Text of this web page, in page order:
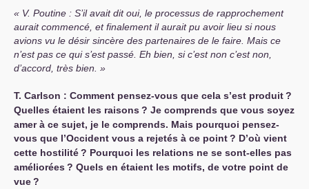
V. Poutine : S’il avait dit oui, le processus de rapprochement
aurait commencé, et finalement il aurait pu avoir lieu si nous
avions vu le désir sincère des partenaires de le faire. Mais ce
n’est pas ce qui s’est passé. Eh bien, si c’est non c’est non,
d’accord, très bien.
Т. Carlson : Comment pensez-vous que cela s’est produit?
Quelles étaient les raisons? Je comprends que vous soyez
amer à ce sujet, je le comprends. Mais pourquoi pensez-
vous que l’Occident vous a rejetés à ce point? D’où vient
cette hostilité? Pourquoi les relations ne se sont-elles pas
améliorées? Quels en étaient les motifs, de votre point de
vue?